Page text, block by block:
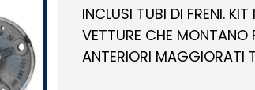
INCLUSI TUBI DI FRENI.
VETTURE CHE MONTANO
ANTERIORI MAGGIORATI